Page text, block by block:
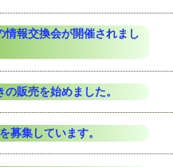
情報交換会が開催されまし
の販売を始めました。
募集しています。